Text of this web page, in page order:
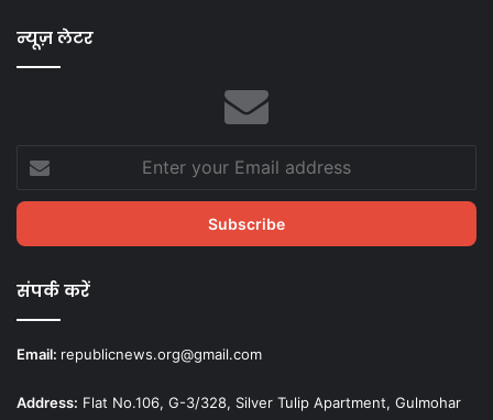
न्यूज़ लेटर
your
Email
संपर्क करें
Email: republicnews.org@gmail.com
Address: Flat No.106, G-3/328, Silver Tulip Apartment, Gulmohar